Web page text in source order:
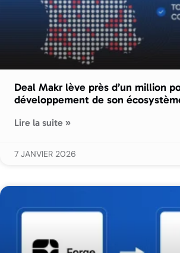
Deal Makr lève près d’un million
développement de son
Lire la suite »
7 JANVIER 2026